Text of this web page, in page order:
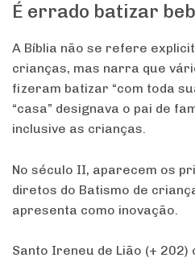
É errado batizar
A Bíblia não se refere
crianças, mas narra que
fizeram batizar “com toda
“casa” designava o pai de
inclusive as crianças.
No século II, aparecem os
diretos do Batismo de
apresenta como inovação.
Santo Ireneu de Lião (+